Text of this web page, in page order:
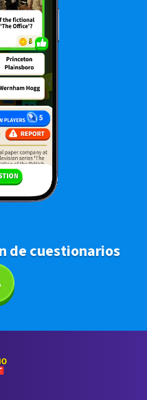
de cuestionarios